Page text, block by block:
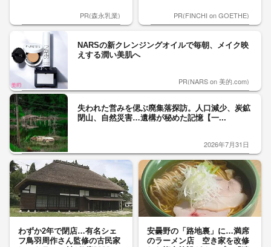
PR(森永乳業) PR(FINCHI on GOETHE)
NARSの新クレンジングオイルで毎朝、メイク映
えする潤い美肌へ
PR(NARS on 美的.com)
失われた営みを偲ぶ廃集落探訪。人口減少、炭鉱
閉山、自然災害…遺構が秘めた記憶【一...
2026年7月31日
わずか2年で閉店…有名シェ
フ鳥羽周作さん監修の古民家
安曇野の「路地裏」に…満席
のラーメン店 空き家を改修